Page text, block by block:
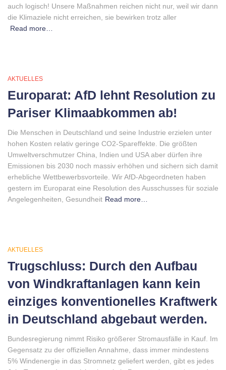
auch logisch! Unsere Maßnahmen reichen nicht nur, weil wir dann
die Klimaziele nicht erreichen, sie bewirken trotz aller
Read more…
AKTUELLES
Europarat: AfD lehnt Resolution zu
Pariser Klimaabkommen ab!
Die Menschen in Deutschland und seine Industrie erzielen unter
hohen Kosten relativ geringe CO2-Spareffekte. Die größten
Umweltverschmutzer China, Indien und USA aber dürfen ihre
Emissionen bis 2030 noch massiv erhöhen und sichern sich damit
erhebliche Wettbewerbsvorteile. Wir AfD-Abgeordneten haben
gestern im Europarat eine Resolution des Ausschusses für soziale
Angelegenheiten, Gesundheit Read more…
AKTUELLES
Trugschluss: Durch den Aufbau
von Windkraftanlagen kann kein
einziges konventionelles Kraftwerk
in Deutschland abgebaut werden.
Bundesregierung nimmt Risiko größerer Stromausfälle in Kauf. Im
Gegensatz zu der offiziellen Annahme, dass immer mindestens
5% Windenergie in das Stromnetz geliefert werden, gibt es jedes